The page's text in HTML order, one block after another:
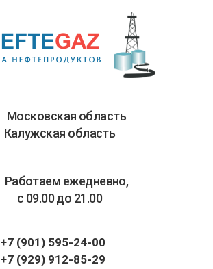
Московская область
Калужская область
Работаем ежедневно,
с 09.00 до 21.00
+7 (901) 595-24-00
+7 (929) 912-85-29